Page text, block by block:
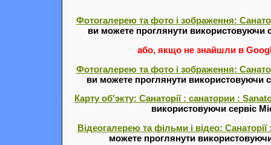
Фотогалерею та фото і зображення:
ви можете проглянути використовуючи
або, якщо не знайшли в
Фотогалерею та фото і зображення:
ви можете проглянути використовуючи
Карту об'экту: Санаторії : санатории :
використовуючи сервіс
Відеогалерею та фільми і відео:
можете проглянути